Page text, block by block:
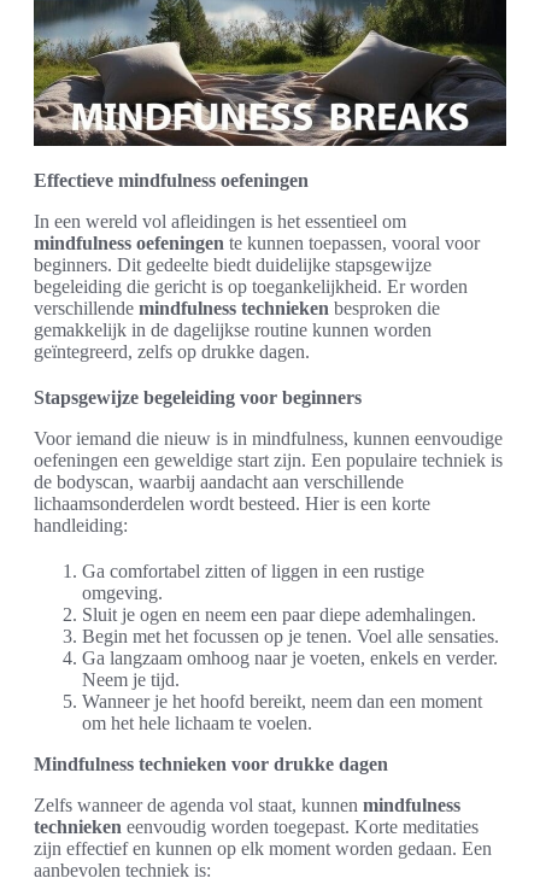
Effectieve mindfulness oefeningen
In een wereld vol afleidingen is het essentieel om
mindfulness oefeningen te kunnen toepassen, vooral voor
beginners. Dit gedeelte biedt duidelijke stapsgewijze
begeleiding die gericht is op toegankelijkheid. Er worden
verschillende mindfulness technieken besproken die
gemakkelijk in de dagelijkse routine kunnen worden
geïntegreerd, zelfs op drukke dagen.
Stapsgewijze begeleiding voor beginners
Voor iemand die nieuw is in mindfulness, kunnen eenvoudige
oefeningen een geweldige start zijn. Een populaire techniek is
de bodyscan, waarbij aandacht aan verschillende
lichaamsonderdelen wordt besteed. Hier is een korte
handleiding:
Ga comfortabel zitten of liggen in een rustige
omgeving.
Sluit je ogen en neem een paar diepe ademhalingen.
Begin met het focussen op je tenen. Voel alle sensaties.
Ga langzaam omhoog naar je voeten, enkels en verder.
Neem je tijd.
Wanneer je het hoofd bereikt, neem dan een moment
om het hele lichaam te voelen.
Mindfulness technieken voor drukke dagen
Zelfs wanneer de agenda vol staat, kunnen mindfulness
technieken eenvoudig worden toegepast. Korte meditaties
zijn effectief en kunnen op elk moment worden gedaan. Een
aanbevolen techniek is: